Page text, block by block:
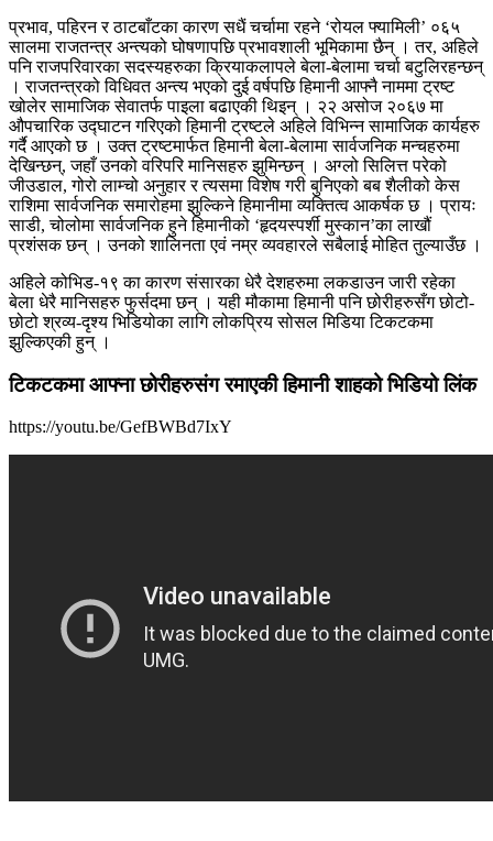
प्रभाव, पहिरन र ठाटबाँटका कारण सधैं चर्चामा रहने ‘रोयल फ्यामिली’ ०६५
सालमा राजतन्त्र अन्त्यको घोषणापछि प्रभावशाली भूमिकामा छैन् । तर, अहिले
पनि राजपरिवारका सदस्यहरुका क्रियाकलापले बेला-बेलामा चर्चा बटुलिरहन्छन्
। राजतन्त्रको विधिवत अन्त्य भएको दुई वर्षपछि हिमानी आफ्नै नाममा ट्रष्ट
खोलेर सामाजिक सेवातर्फ पाइला बढाएकी थिइन् । २२ असोज २०६७ मा
औपचारिक उद्घाटन गरिएको हिमानी ट्रष्टले अहिले विभिन्न सामाजिक कार्यहरु
गर्दै आएको छ । उक्त ट्रष्टमार्फत हिमानी बेला-बेलामा सार्वजनिक मन्चहरुमा
देखिन्छन्, जहाँ उनको वरिपरि मानिसहरु झुमिन्छन् । अग्लो सिलित्त परेको
जीउडाल, गोरो लाम्चो अनुहार र त्यसमा विशेष गरी बुनिएको बब शैलीको केस
राशिमा सार्वजनिक समारोहमा झुल्किने हिमानीमा व्यक्तित्व आकर्षक छ । प्रायः
साडी, चोलोमा सार्वजनिक हुने हिमानीको ‘हृदयस्पर्शी मुस्कान’का लाखौं
प्रशंसक छन् । उनको शालिनता एवं नम्र व्यवहारले सबैलाई मोहित तुल्याउँछ ।
अहिले कोभिड-१९ का कारण संसारका धेरै देशहरुमा लकडाउन जारी रहेका
बेला धेरै मानिसहरु फुर्सदमा छन् । यही मौकामा हिमानी पनि छोरीहरुसँग छोटो-
छोटो श्रव्य-दृश्य भिडियोका लागि लोकप्रिय सोसल मिडिया टिकटकमा
झुल्किएकी हुन् ।
टिकटकमा आफ्ना छोरीहरुसंग रमाएकी हिमानी शाहको भिडियो लिंक
https://youtu.be/GefBWBd7IxY